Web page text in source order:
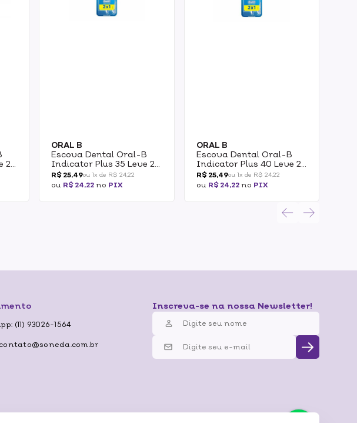
2
ORAL B
Escova Dental Oral-B
Indicator Plus 35 Leve 2
Pague 1
R$ 25,49ou 1x de R$ 24,22
ou R$ 24,22 no PIX
ORAL B
Escova Dental Oral-B
Indicator Plus 40 Leve 2
Pague 1
R$ 25,49ou 1x de R$ 24,22
ou R$ 24,22no PIX
(11) 93026-1564
Inscreva-se na nossa Newsletter!